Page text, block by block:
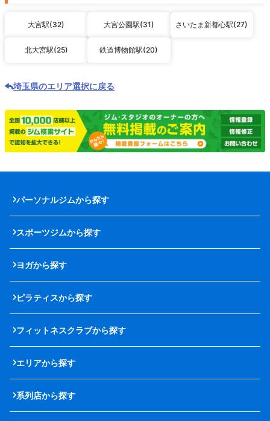
大宮駅(32) 大宮公園駅(31) さいたま新都心駅(27)
北大宮駅(25) 鉄道博物館駅(20)
埼玉県のエリア選択に戻る
パーソナルジムから探す
スポーツジムから探す
ヨガから探す
ピラティスから探す
フィットネスクラブから探す
エリアから探す
系列店から探す